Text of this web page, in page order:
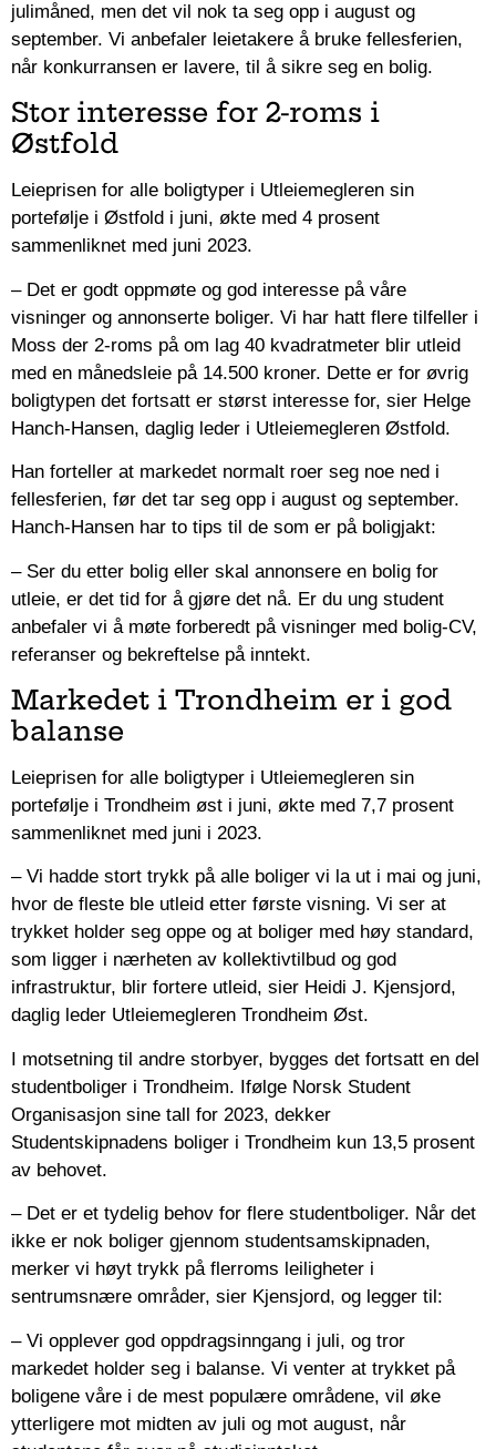
julimåned, men det vil nok ta seg opp i august og
september. Vi anbefaler leietakere å bruke fellesferien,
når konkurransen er lavere, til å sikre seg en bolig.
Stor interesse for 2-roms i
Østfold
Leieprisen for alle boligtyper i Utleiemegleren sin
portefølje i Østfold i juni, økte med 4 prosent
sammenliknet med juni 2023.
– Det er godt oppmøte og god interesse på våre
visninger og annonserte boliger. Vi har hatt flere tilfeller i
Moss der 2-roms på om lag 40 kvadratmeter blir utleid
med en månedsleie på 14.500 kroner. Dette er for øvrig
boligtypen det fortsatt er størst interesse for, sier Helge
Hanch-Hansen, daglig leder i Utleiemegleren Østfold.
Han forteller at markedet normalt roer seg noe ned i
fellesferien, før det tar seg opp i august og september.
Hanch-Hansen har to tips til de som er på boligjakt:
– Ser du etter bolig eller skal annonsere en bolig for
utleie, er det tid for å gjøre det nå. Er du ung student
anbefaler vi å møte forberedt på visninger med bolig-CV,
referanser og bekreftelse på inntekt.
Markedet i Trondheim er i god
balanse
Leieprisen for alle boligtyper i Utleiemegleren sin
portefølje i Trondheim øst i juni, økte med 7,7 prosent
sammenliknet med juni i 2023.
– Vi hadde stort trykk på alle boliger vi la ut i mai og juni,
hvor de fleste ble utleid etter første visning. Vi ser at
trykket holder seg oppe og at boliger med høy standard,
som ligger i nærheten av kollektivtilbud og god
infrastruktur, blir fortere utleid, sier Heidi J. Kjensjord,
daglig leder Utleiemegleren Trondheim Øst.
I motsetning til andre storbyer, bygges det fortsatt en del
studentboliger i Trondheim. Ifølge Norsk Student
Organisasjon sine tall for 2023, dekker
Studentskipnadens boliger i Trondheim kun 13,5 prosent
av behovet.
– Det er et tydelig behov for flere studentboliger. Når det
ikke er nok boliger gjennom studentsamskipnaden,
merker vi høyt trykk på flerroms leiligheter i
sentrumsnære områder, sier Kjensjord, og legger til:
– Vi opplever god oppdragsinngang i juli, og tror
markedet holder seg i balanse. Vi venter at trykket på
boligene våre i de mest populære områdene, vil øke
ytterligere mot midten av juli og mot august, når